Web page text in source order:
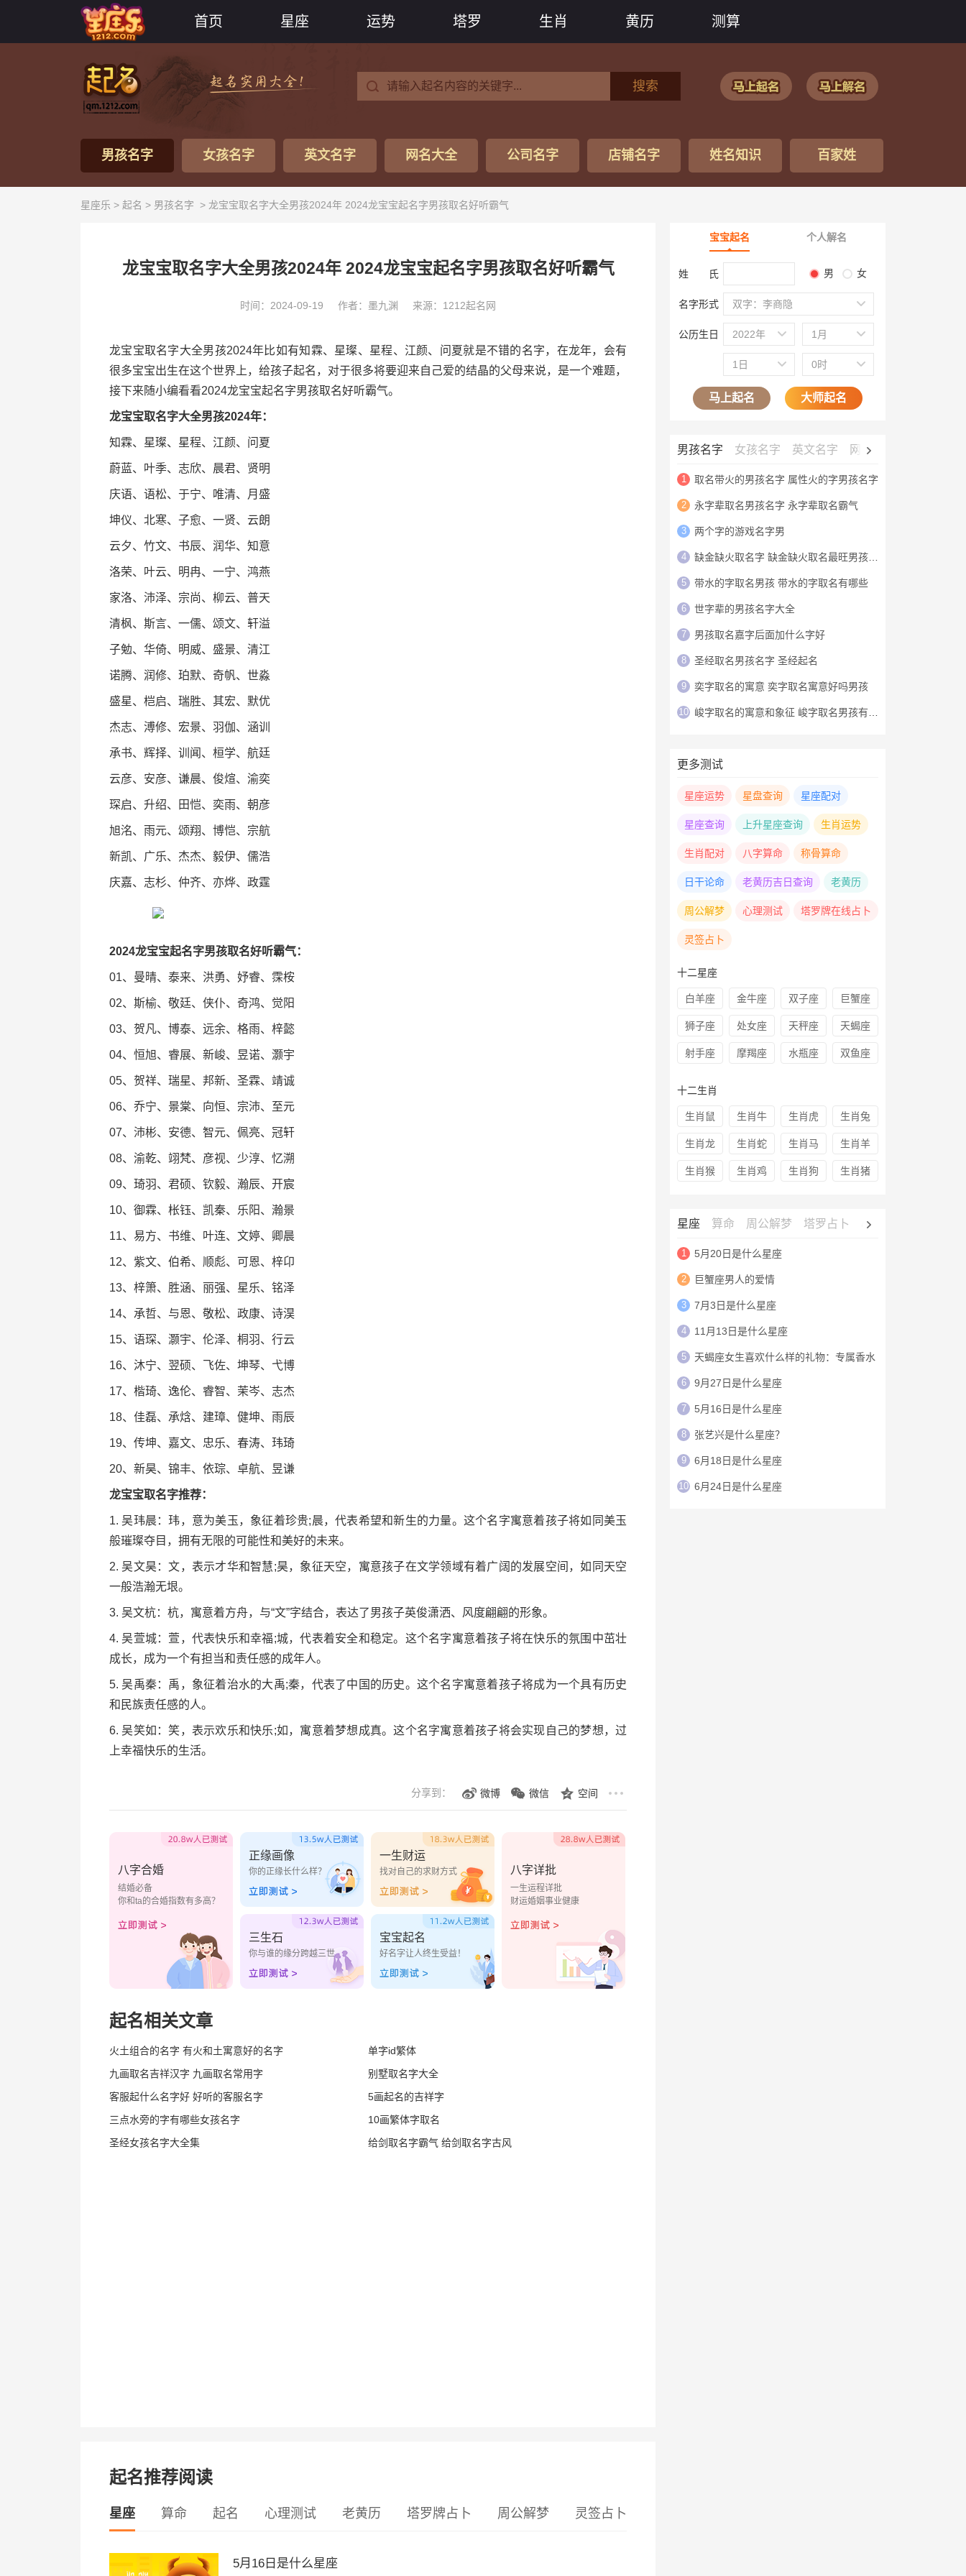
首页 星座 运势 塔罗 生肖 黄历 测算
搜索
男孩名字 女孩名字 英文名字 网名大全 公司名字 店铺名字 姓名知识 百家姓
星座乐 > 起名 > 男孩名字 > 龙宝宝取名字大全男孩2024年 2024龙宝宝起名字男孩取名好听霸气
龙宝宝取名字大全男孩2024年 2024龙宝宝起名字男孩取名好听霸气
时间：2024-09-19 作者：墨九渊 来源：1212起名网
龙宝宝取名字大全男孩2024年比如有知霖、星璨、星程、江颜、问夏就是不错的名字，在龙年，会有
很多宝宝出生在这个世界上，给孩子起名，对于很多将要迎来自己爱的结晶的父母来说，是一个难题，
接下来随小编看看2024龙宝宝起名字男孩取名好听霸气。
龙宝宝取名字大全男孩2024年：
知霖、星璨、星程、江颜、问夏
蔚蓝、叶季、志欣、晨君、贤明
庆语、语松、于宁、唯清、月盛
坤仪、北寒、子愈、一贤、云朗
云夕、竹文、书辰、润华、知意
洛荣、叶云、明冉、一宁、鸿燕
家洛、沛泽、宗尚、柳云、普天
清枫、斯言、一儒、颂文、轩溢
子勉、华倚、明威、盛景、清江
诺腾、润修、珀默、奇帆、世淼
盛星、桤启、瑞胜、其宏、默优
杰志、溥修、宏景、羽伽、涵训
承书、辉择、训闻、桓学、航廷
云彦、安彦、谦晨、俊煊、渝奕
琛启、升绍、田恺、奕雨、朝彦
旭洺、雨元、颂翔、博恺、宗航
新凯、广乐、杰杰、毅伊、儒浩
庆嘉、志杉、仲齐、亦烨、政霆
2024龙宝宝起名字男孩取名好听霸气：
01、曼晴、泰来、洪勇、妤睿、霂桉
02、斯榆、敬廷、侠仆、奇鸿、觉阳
03、贺凡、博泰、远余、格雨、梓懿
04、恒旭、睿展、新峻、昱诺、灏宇
05、贺祥、瑞星、邦新、圣霖、靖诚
06、乔宁、景棠、向恒、宗沛、至元
07、沛彬、安德、智元、佩亮、冠轩
08、渝乾、翊梵、彦视、少淳、忆溯
09、琦羽、君硕、钦毅、瀚辰、开宸
10、御霖、枨钰、凯秦、乐阳、瀚景
11、易方、书维、叶连、文婷、卿晨
12、紫文、伯希、顺彪、可恩、梓卬
13、梓箫、胜涵、丽强、星乐、铭泽
14、承哲、与恩、敬松、政康、诗淏
15、语琛、灏宇、伦泽、桐羽、行云
16、沐宁、翌硕、飞佐、坤琴、弋博
17、楷琦、逸伦、睿智、茉岑、志杰
18、佳磊、承焓、建璋、健坤、雨辰
19、传坤、嘉文、忠乐、春涛、玮琦
20、新昊、锦丰、依琮、卓航、昱谦
龙宝宝取名字推荐：
1. 吴玮晨：玮，意为美玉，象征着珍贵;晨，代表希望和新生的力量。这个名字寓意着孩子将如同美玉
般璀璨夺目，拥有无限的可能性和美好的未来。
2. 吴文昊：文，表示才华和智慧;昊，象征天空，寓意孩子在文学领域有着广阔的发展空间，如同天空
一般浩瀚无垠。
3. 吴文杭：杭，寓意着方舟，与“文”字结合，表达了男孩子英俊潇洒、风度翩翩的形象。
4. 吴萱城：萱，代表快乐和幸福;城，代表着安全和稳定。这个名字寓意着孩子将在快乐的氛围中茁壮
成长，成为一个有担当和责任感的成年人。
5. 吴禹秦：禹，象征着治水的大禹;秦，代表了中国的历史。这个名字寓意着孩子将成为一个具有历史
和民族责任感的人。
6. 吴笑如：笑，表示欢乐和快乐;如，寓意着梦想成真。这个名字寓意着孩子将会实现自己的梦想，过
上幸福快乐的生活。
分享到： 微博 微信 空间
八字合婚
结婚必备
你和ta的合婚指数有多高？
正缘画像
你的正缘长什么样？
一生财运
找对自己的求财方式
三生石
你与谁的缘分跨越三世
宝宝起名
好名字让人终生受益！
八字详批
一生运程详批
财运婚姻事业健康
起名相关文章
火土组合的名字 有火和土寓意好的名字
单字id繁体
九画取名吉祥汉字 九画取名常用字
别墅取名字大全
客服起什么名字好 好听的客服名字
5画起名的吉祥字
三点水旁的字有哪些女孩名字
10画繁体字取名
圣经女孩名字大全集
给剑取名字霸气 给剑取名字古风
起名推荐阅读
星座 算命 起名 心理测试 老黄历 塔罗牌占卜 周公解梦 灵签占卜
5月16日是什么星座
宝宝起名 个人解名
姓 氏 男 女
名字形式 双字：李商隐
公历生日 2022年 1月
1日 0时
马上起名 大师起名
男孩名字 女孩名字 英文名字 网名大全
1 取名带火的男孩名字 属性火的字男孩名字
2 永字辈取名男孩名字 永字辈取名霸气
3 两个字的游戏名字男
4 缺金缺火取名字 缺金缺火取名最旺男孩名字
5 带水的字取名男孩 带水的字取名有哪些
6 世字辈的男孩名字大全
7 男孩取名嘉字后面加什么字好
8 圣经取名男孩名字 圣经起名
9 奕字取名的寓意 奕字取名寓意好吗男孩
10 峻字取名的寓意和象征 峻字取名男孩有寓意
更多测试
星座运势 星盘查询 星座配对
星座查询 上升星座查询 生肖运势
生肖配对 八字算命 称骨算命
日干论命 老黄历吉日查询 老黄历
周公解梦 心理测试 塔罗牌在线占卜
灵签占卜
十二星座
白羊座 金牛座 双子座 巨蟹座
狮子座 处女座 天秤座 天蝎座
射手座 摩羯座 水瓶座 双鱼座
十二生肖
生肖鼠 生肖牛 生肖虎 生肖兔
生肖龙 生肖蛇 生肖马 生肖羊
生肖猴 生肖鸡 生肖狗 生肖猪
星座 算命 周公解梦 塔罗占卜 心理测试
1 5月20日是什么星座
2 巨蟹座男人的爱情
3 7月3日是什么星座
4 11月13日是什么星座
5 天蝎座女生喜欢什么样的礼物：专属香水
6 9月27日是什么星座
7 5月16日是什么星座
8 张艺兴是什么星座？
9 6月18日是什么星座
10 6月24日是什么星座